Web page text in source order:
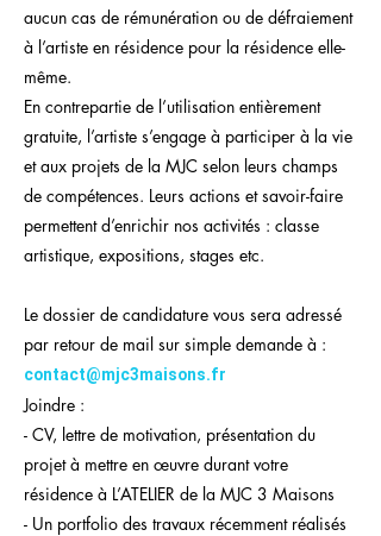
aucun cas de rémunération ou de défraiement
à l’artiste en résidence pour la résidence elle-
même.
En contrepartie de l’utilisation entièrement
gratuite, l’artiste s’engage à participer à la vie
et aux projets de la MJC selon leurs champs
de compétences. Leurs actions et savoir-faire
permettent d’enrichir nos activités : classe
artistique, expositions, stages etc.
Le dossier de candidature vous sera adressé
par retour de mail sur simple demande à :
contact@mjc3maisons.fr
Joindre :
- CV, lettre de motivation, présentation du
projet à mettre en œuvre durant votre
résidence à L’ATELIER de la MJC 3 Maisons
- Un portfolio des travaux récemment réalisés